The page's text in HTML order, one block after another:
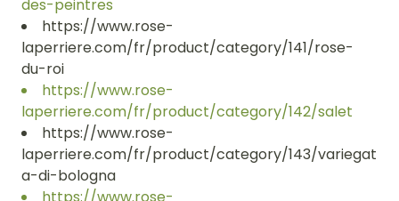
des-peintres
https://www.rose-
laperriere.com/fr/product/category/141/rose-
du-roi
https://www.rose-
laperriere.com/fr/product/category/142/salet
https://www.rose-
laperriere.com/fr/product/category/143/variegat
a-di-bologna